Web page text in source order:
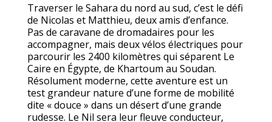
Traverser le Sahara du nord au sud, c’est le défi
de Nicolas et Matthieu, deux amis d’enfance.
Pas de caravane de dromadaires pour les
accompagner, mais deux vélos électriques pour
parcourir les 2400 kilomètres qui séparent Le
Caire en Égypte, de Khartoum au Soudan.
Résolument moderne, cette aventure est un
test grandeur nature d’une forme de mobilité
dite « douce » dans un désert d’une grande
rudesse. Le Nil sera leur fleuve conducteur,